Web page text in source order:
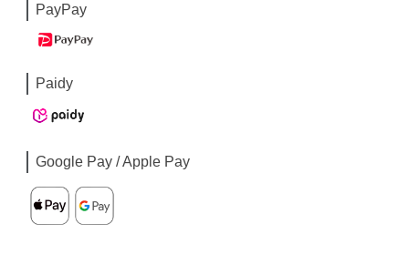
PayPay
Paidy
Google Pay / Apple Pay